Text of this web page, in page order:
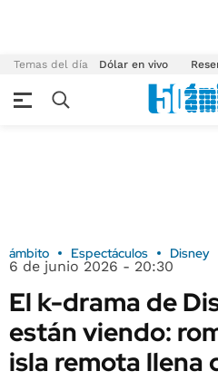
Temas del día Dólar en vivo
ámbito Espectáculos Disney
6 de junio 2026 - 20:30
El k-drama de
están viendo:
isla remota llena